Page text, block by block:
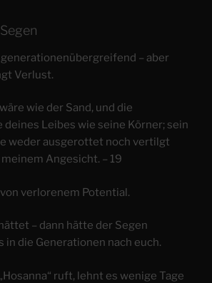
– aber
Verlust.
wie der Sand, und die
deines Leibes wie seine Körner; sein
weder ausgerottet noch vertilgt
Angesicht. – 19
verlorenem Potential.
– dann hätte der Segen
die Generationen nach euch.
ruft, lehnt es wenige Tage